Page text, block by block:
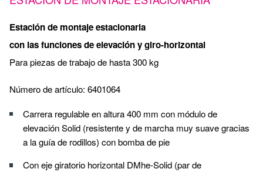
Estación de montaje estacionaria
con las funciones de elevación y giro-horizontal
Para piezas de trabajo de hasta 300 kg
Número de artículo: 6401064
Carrera regulable en altura 400 mm con módulo de
elevación Solid (resistente y de marcha muy suave gracias
a la guía de rodillos) con bomba de pie
Con eje giratorio horizontal DMhe-Solid (par de